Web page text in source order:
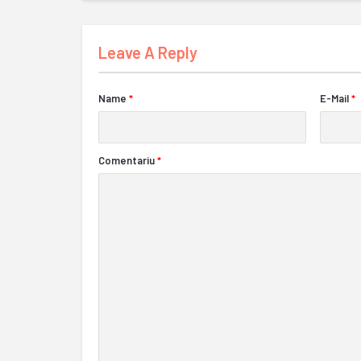
Leave A Reply
Name * E-Mail *
Comentariu*